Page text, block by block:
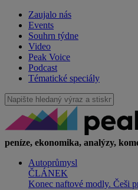
Zaujalo nás
Events
Souhrn týdne
Video
Peak Voice
Podcast
Tématické speciály
peníze, ekonomika, analýzy,
Autoprůmysl
ČLÁNEK
Konec naftové modly. Češi